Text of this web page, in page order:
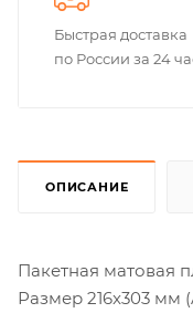
Быстрая доставка
по России за 24
ОПИСАНИЕ
Пакетная матовая
Размер 216x303 мм